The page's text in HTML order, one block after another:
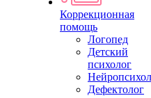
Коррекционная
помощь
Логопед
Детский
психолог
Дефектолог